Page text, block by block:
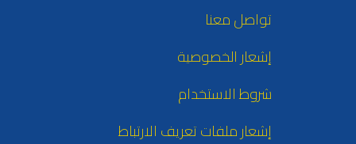
تواصل معنا
إشعار الخصوصية
شروط الاستخدام
إشعار ملفات تعريف الارتباط